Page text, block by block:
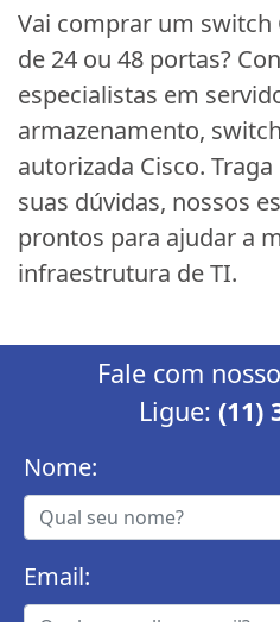
Vai comprar um switch
de 24 ou 48 portas?
especialistas em
armazenamento,
autorizada Cisco.
suas dúvidas, nossos
prontos para ajudar a
infraestrutura de TI.
Fale com
Ligue: (11)
Nome:
Email: